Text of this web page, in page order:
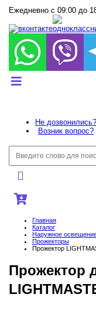
Ежедневно с 09:00 до
Не дозвонились?
Возник вопрос?
Главная
Каталог
Наружное
Прожекторы
Прожектор
Прожектор